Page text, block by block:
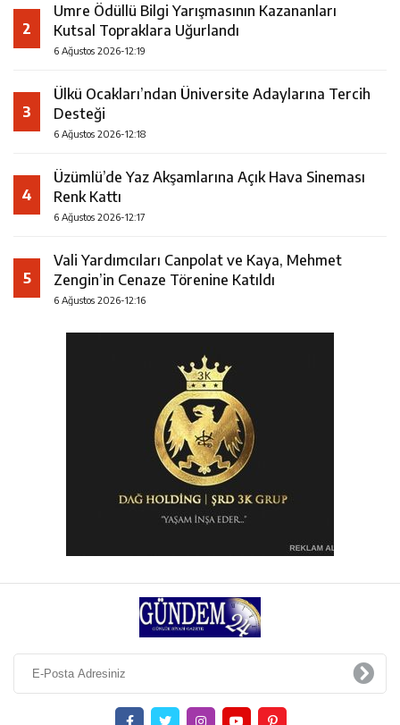
2
Umre Ödüllü Bilgi Yarışmasının Kazananları
Kutsal Topraklara Uğurlandı
6 Ağustos 2026-12:19
3
Ülkü Ocakları’ndan Üniversite Adaylarına Tercih
Desteği
6 Ağustos 2026-12:18
4
Üzümlü’de Yaz Akşamlarına Açık Hava Sineması
Renk Kattı
6 Ağustos 2026-12:17
5
Vali Yardımcıları Canpolat ve Kaya, Mehmet
Zengin’in Cenaze Törenine Katıldı
6 Ağustos 2026-12:16